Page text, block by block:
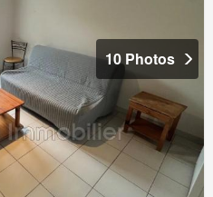
10 Photos